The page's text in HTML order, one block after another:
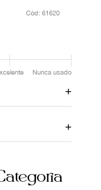
: 61620
Nunca usado